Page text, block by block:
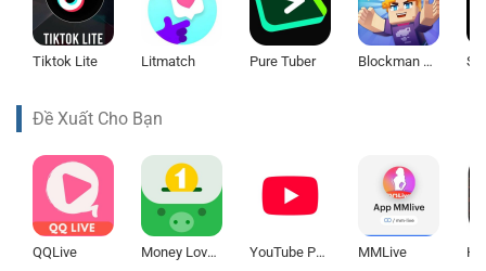
Tiktok Lite Litmatch Pure Tuber Blockman Go
Đề Xuất Cho Bạn
QQLive Money Lover YouTube Premium MMLive